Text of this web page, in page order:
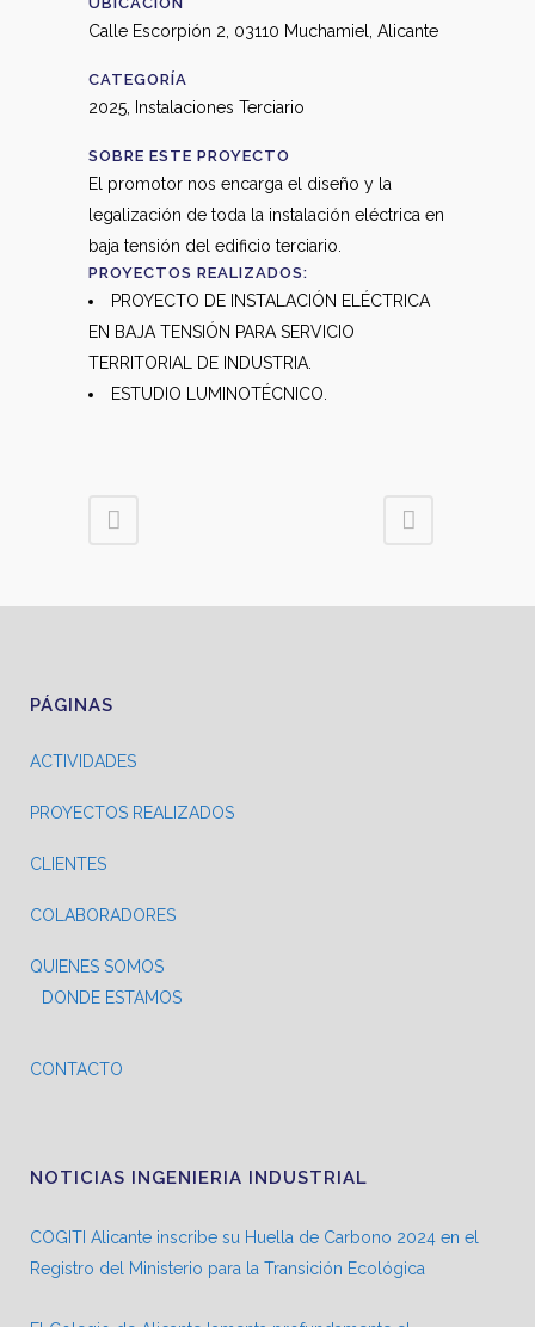
Calle Escorpión 2, 03110 Muchamiel, Alicante
CATEGORÍA
2025, Instalaciones Terciario
SOBRE ESTE PROYECTO
El promotor nos encarga el diseño y la
legalización de toda la instalación eléctrica en
baja tensión del edificio terciario.
PROYECTOS REALIZADOS:
PROYECTO DE INSTALACIÓN ELÉCTRICA
EN BAJA TENSIÓN PARA SERVICIO
TERRITORIAL DE INDUSTRIA.
ESTUDIO LUMINOTÉCNICO.
PÁGINAS
ACTIVIDADES
PROYECTOS REALIZADOS
CLIENTES
COLABORADORES
QUIENES SOMOS
DONDE ESTAMOS
CONTACTO
NOTICIAS INGENIERIA INDUSTRIAL
COGITI Alicante inscribe su Huella de Carbono 2024 en el
Registro del Ministerio para la Transición Ecológica